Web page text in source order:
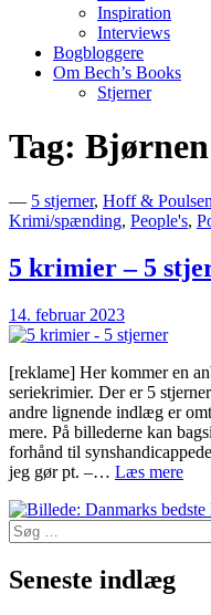
Inspiration
Interviews
Bogbloggere
Om Bech’s Books
Stjerner
Bech's Books
Bogblog – Vi ♥
Tag:
— 5 stjerner, Hoff & Poulsen
Krimi/spænding, People's,
5 krimier – 5
14. februar 2023
[reklame] Her kommer en
seriekrimier. Der er 5
andre lignende indlæg er
mere. På billederne kan
forhånd til
jeg gør pt. –… Læs mere5
–
Søg
efter:
Seneste indlæg